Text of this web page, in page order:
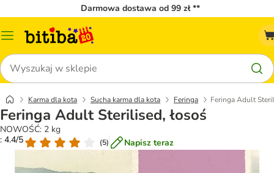
Darmowa dostawa od 99 zł **
Menu
Szukaj
Karma dla kota Sucha karma dla kota Feringa Feringa Adult
Feringa Adult Sterilised, łosoś
NOWOŚĆ: 2 kg
: 4.4/5
(5) Napisz teraz